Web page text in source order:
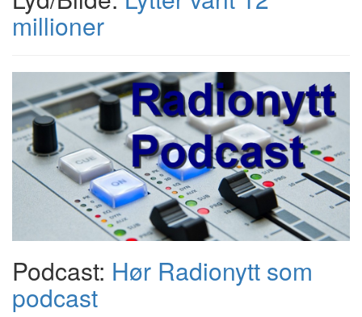
millioner
Podcast: Hør Radionytt som
podcast